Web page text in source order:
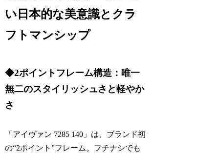
い日本的な美意識とクラ
フトマンシップ
◆2ポイントフレーム構造：唯一
無二のスタイリッシュさと軽やか
さ
「アイヴァン 7285 140」は、ブランド初
の“2ポイント”フレーム。フチナシでも